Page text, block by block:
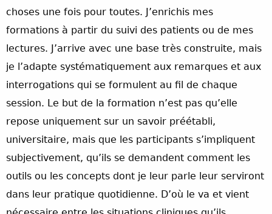
choses une fois pour toutes. J’enrichis mes
formations à partir du suivi des patients ou de mes
lectures. J’arrive avec une base très construite, mais
je l’adapte systématiquement aux remarques et aux
interrogations qui se formulent au fil de chaque
session. Le but de la formation n’est pas qu’elle
repose uniquement sur un savoir préétabli,
universitaire, mais que les participants s’impliquent
subjectivement, qu’ils se demandent comment les
outils ou les concepts dont je leur parle leur serviront
dans leur pratique quotidienne. D’où le va et vient